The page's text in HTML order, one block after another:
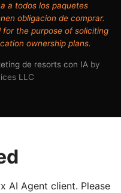
a todos los paquetes
obligacion de comprar.
for the purpose of soliciting
ownership plans.
de resorts con IA by
LLC